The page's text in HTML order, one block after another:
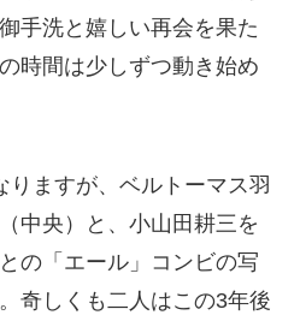
手洗と嬉しい再会を果た
時間は少しずつ動き始め
ますが、ベルトーマス羽
中央）と、小山田耕三を
の「エール」コンビの写
奇しくも二人はこの3年後